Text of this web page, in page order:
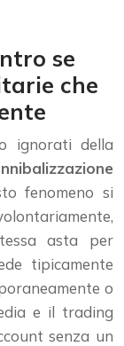
se
che
ignorati della
fenomeno si
asta per
tipicamente
o
e il trading
senza un